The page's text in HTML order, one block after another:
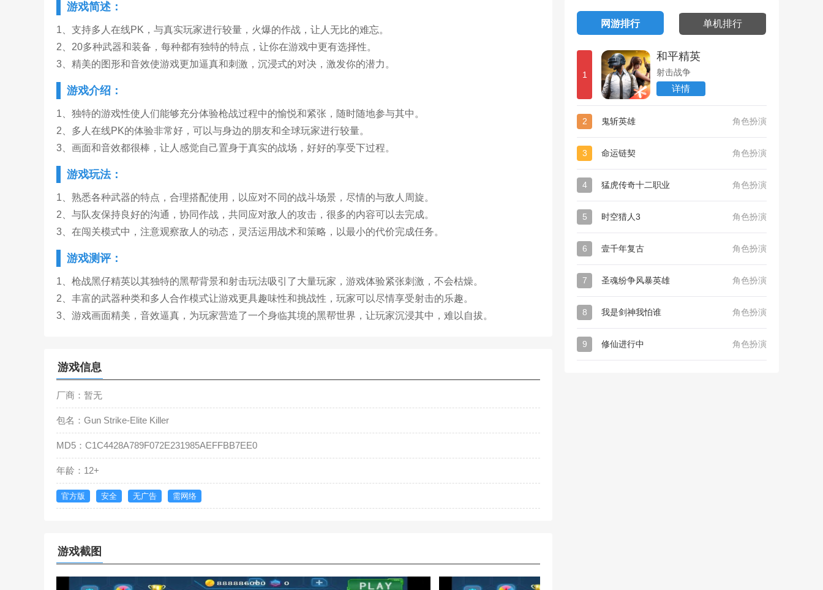
游戏简述：
1、支持多人在线PK，与真实玩家进行较量，火爆的作战，让人无比的难忘。
2、20多种武器和装备，每种都有独特的特点，让你在游戏中更有选择性。
3、精美的图形和音效使游戏更加逼真和刺激，沉浸式的对决，激发你的潜力。
游戏介绍：
1、独特的游戏性使人们能够充分体验枪战过程中的愉悦和紧张，随时随地参与其中。
2、多人在线PK的体验非常好，可以与身边的朋友和全球玩家进行较量。
3、画面和音效都很棒，让人感觉自己置身于真实的战场，好好的享受下过程。
游戏玩法：
1、熟悉各种武器的特点，合理搭配使用，以应对不同的战斗场景，尽情的与敌人周旋。
2、与队友保持良好的沟通，协同作战，共同应对敌人的攻击，很多的内容可以去完成。
3、在闯关模式中，注意观察敌人的动态，灵活运用战术和策略，以最小的代价完成任务。
游戏测评：
1、枪战黑仔精英以其独特的黑帮背景和射击玩法吸引了大量玩家，游戏体验紧张刺激，不会枯燥。
2、丰富的武器种类和多人合作模式让游戏更具趣味性和挑战性，玩家可以尽情享受射击的乐趣。
3、游戏画面精美，音效逼真，为玩家营造了一个身临其境的黑帮世界，让玩家沉浸其中，难以自拔。
游戏信息
厂商：暂无
包名：Gun Strike-Elite Killer
MD5：C1C4428A789F072E231985AEFFBB7EE0
年龄：12+
官方版 安全 无广告 需网络
游戏截图
网游排行 单机排行
1
和平精英
射击战争
详情
2 鬼斩英雄 角色扮演
3 命运链契 角色扮演
4 猛虎传奇十二职业 角色扮演
5 时空猎人3 角色扮演
6 壹千年复古 角色扮演
7 圣魂纷争风暴英雄 角色扮演
8 我是剑神我怕谁 角色扮演
9 修仙进行中 角色扮演